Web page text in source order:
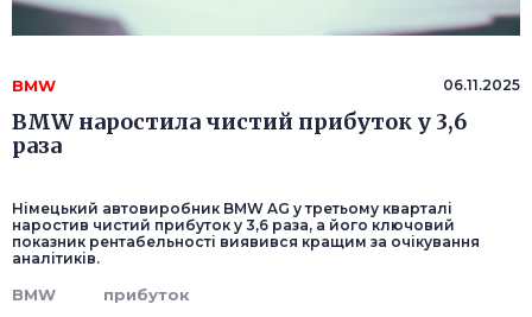
BMW 06.11.2025
BMW наростила чистий прибуток у 3,6
раза
Німецький автовиробник BMW AG у третьому кварталі
наростив чистий прибуток у 3,6 раза, а його ключовий
показник рентабельності виявився кращим за очікування
аналітиків.
BMW прибуток